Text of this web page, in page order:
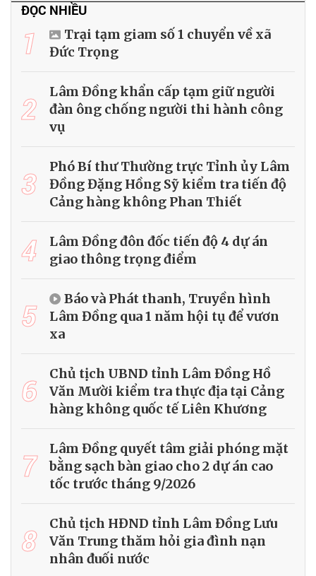
ĐỌC NHIỀU
1
Trại tạm giam số 1 chuyển về xã
Đức Trọng
2
Lâm Đồng khẩn cấp tạm giữ người
đàn ông chống người thi hành công
vụ
3
Phó Bí thư Thường trực Tỉnh ủy Lâm
Đồng Đặng Hồng Sỹ kiểm tra tiến độ
Cảng hàng không Phan Thiết
4
Lâm Đồng đôn đốc tiến độ 4 dự án
giao thông trọng điểm
5
Báo và Phát thanh, Truyền hình
Lâm Đồng qua 1 năm hội tụ để vươn
xa
6
Chủ tịch UBND tỉnh Lâm Đồng Hồ
Văn Mười kiểm tra thực địa tại Cảng
hàng không quốc tế Liên Khương
7
Lâm Đồng quyết tâm giải phóng mặt
bằng sạch bàn giao cho 2 dự án cao
tốc trước tháng 9/2026
8
Chủ tịch HĐND tỉnh Lâm Đồng Lưu
Văn Trung thăm hỏi gia đình nạn
nhân đuối nước